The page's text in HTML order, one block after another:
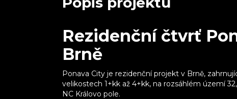
Rezidenční čtvrť
Brně
Ponava City je rezidenční projekt v Brně,
velikostech 1+kk až 4+kk, na rozsáhlém území
NC Královo pole.